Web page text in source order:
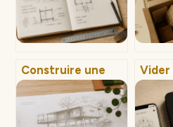
Construire une
maison en palettes
: le guide complet
pour un habitat
Vider
la
piles